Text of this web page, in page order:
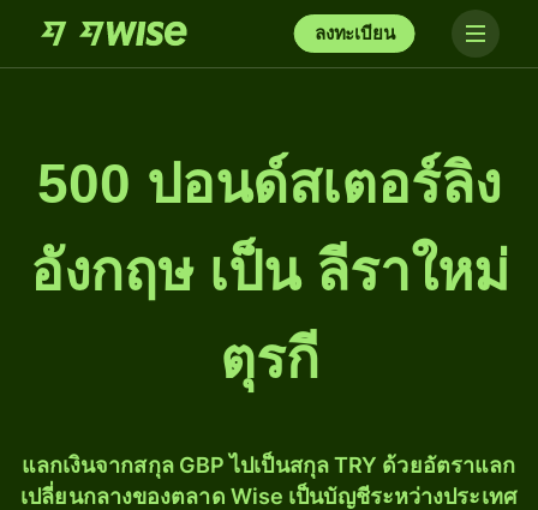
ลงทะเบียน
500 ปอนด์สเตอร์ลิง
อังกฤษ เป็น ลีราใหม่
ตุรกี
แลกเงินจากสกุล GBP ไปเป็นสกุล TRY ด้วยอัตราแลก
เปลี่ยนกลางของตลาด Wise เป็นบัญชีระหว่างประเทศ